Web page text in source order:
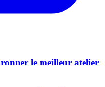
le meilleur atelier